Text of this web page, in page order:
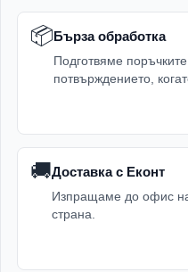
📦Бърза обработка
Подготвяме
потвърждението,
🚚Доставка с Еконт
Изпращаме до офис
страна.